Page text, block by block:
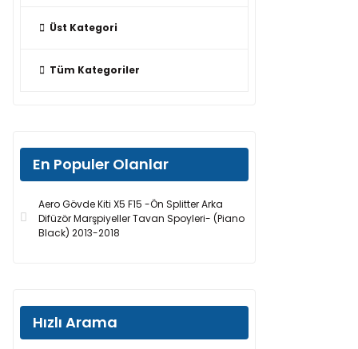
Üst Kategori
Tüm Kategoriler
En Populer Olanlar
Aero Gövde Kiti X5 F15 -Ön Splitter Arka
Difüzör Marşpiyeller Tavan Spoyleri- (Piano
Black) 2013-2018
Hızlı Arama